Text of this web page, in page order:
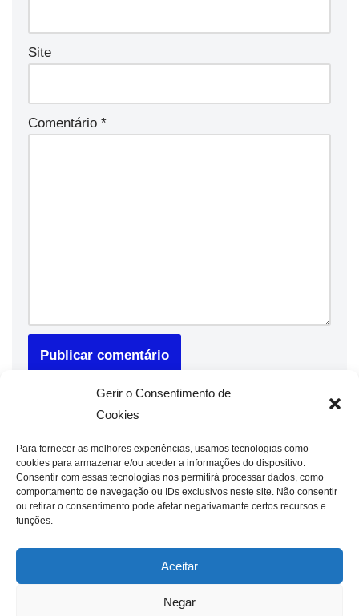
Gerir o Consentimento de
Cookies
Para fornecer as melhores experiências, usamos tecnologias como
cookies para armazenar e/ou aceder a informações do dispositivo.
Consentir com essas tecnologias nos permitirá processar dados, como
comportamento de navegação ou IDs exclusivos neste site. Não consentir
ou retirar o consentimento pode afetar negativamante certos recursos e
funções.
Aceitar
Negar
Site
Comentário *